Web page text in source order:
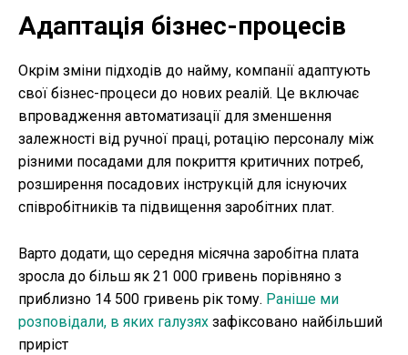
Адаптація бізнес-процесів
Окрім зміни підходів до найму, компанії адаптують
свої бізнес-процеси до нових реалій. Це включає
впровадження автоматизації для зменшення
залежності від ручної праці, ротацію персоналу між
різними посадами для покриття критичних потреб,
розширення посадових інструкцій для існуючих
співробітників та підвищення заробітних плат.
Варто додати, що середня місячна заробітна плата
зросла до більш як 21 000 гривень порівняно з
приблизно 14 500 гривень рік тому. Раніше ми
розповідали, в яких галузях зафіксовано найбільший
приріст